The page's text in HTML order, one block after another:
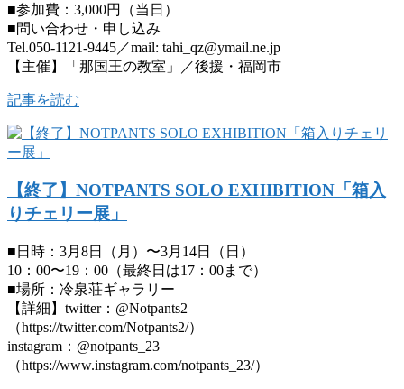
■参加費：3,000円（当日）
■問い合わせ・申し込み
Tel.050-1121-9445／mail: tahi_qz@ymail.ne.jp
【主催】「那国王の教室」／後援・福岡市
記事を読む
【終了】NOTPANTS SOLO EXHIBITION「箱入
りチェリー展」
■日時：3月8日（月）〜3月14日（日）
10：00〜19：00（最終日は17：00まで）
■場所：冷泉荘ギャラリー
【詳細】twitter：@Notpants2
（https://twitter.com/Notpants2/）
instagram：@notpants_23
（https://www.instagram.com/notpants_23/）